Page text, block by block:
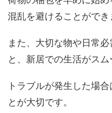
混乱を避けることができ
また、大切な物や日常
と、新居での生活がスム
トラブルが発生した場
とが大切です。